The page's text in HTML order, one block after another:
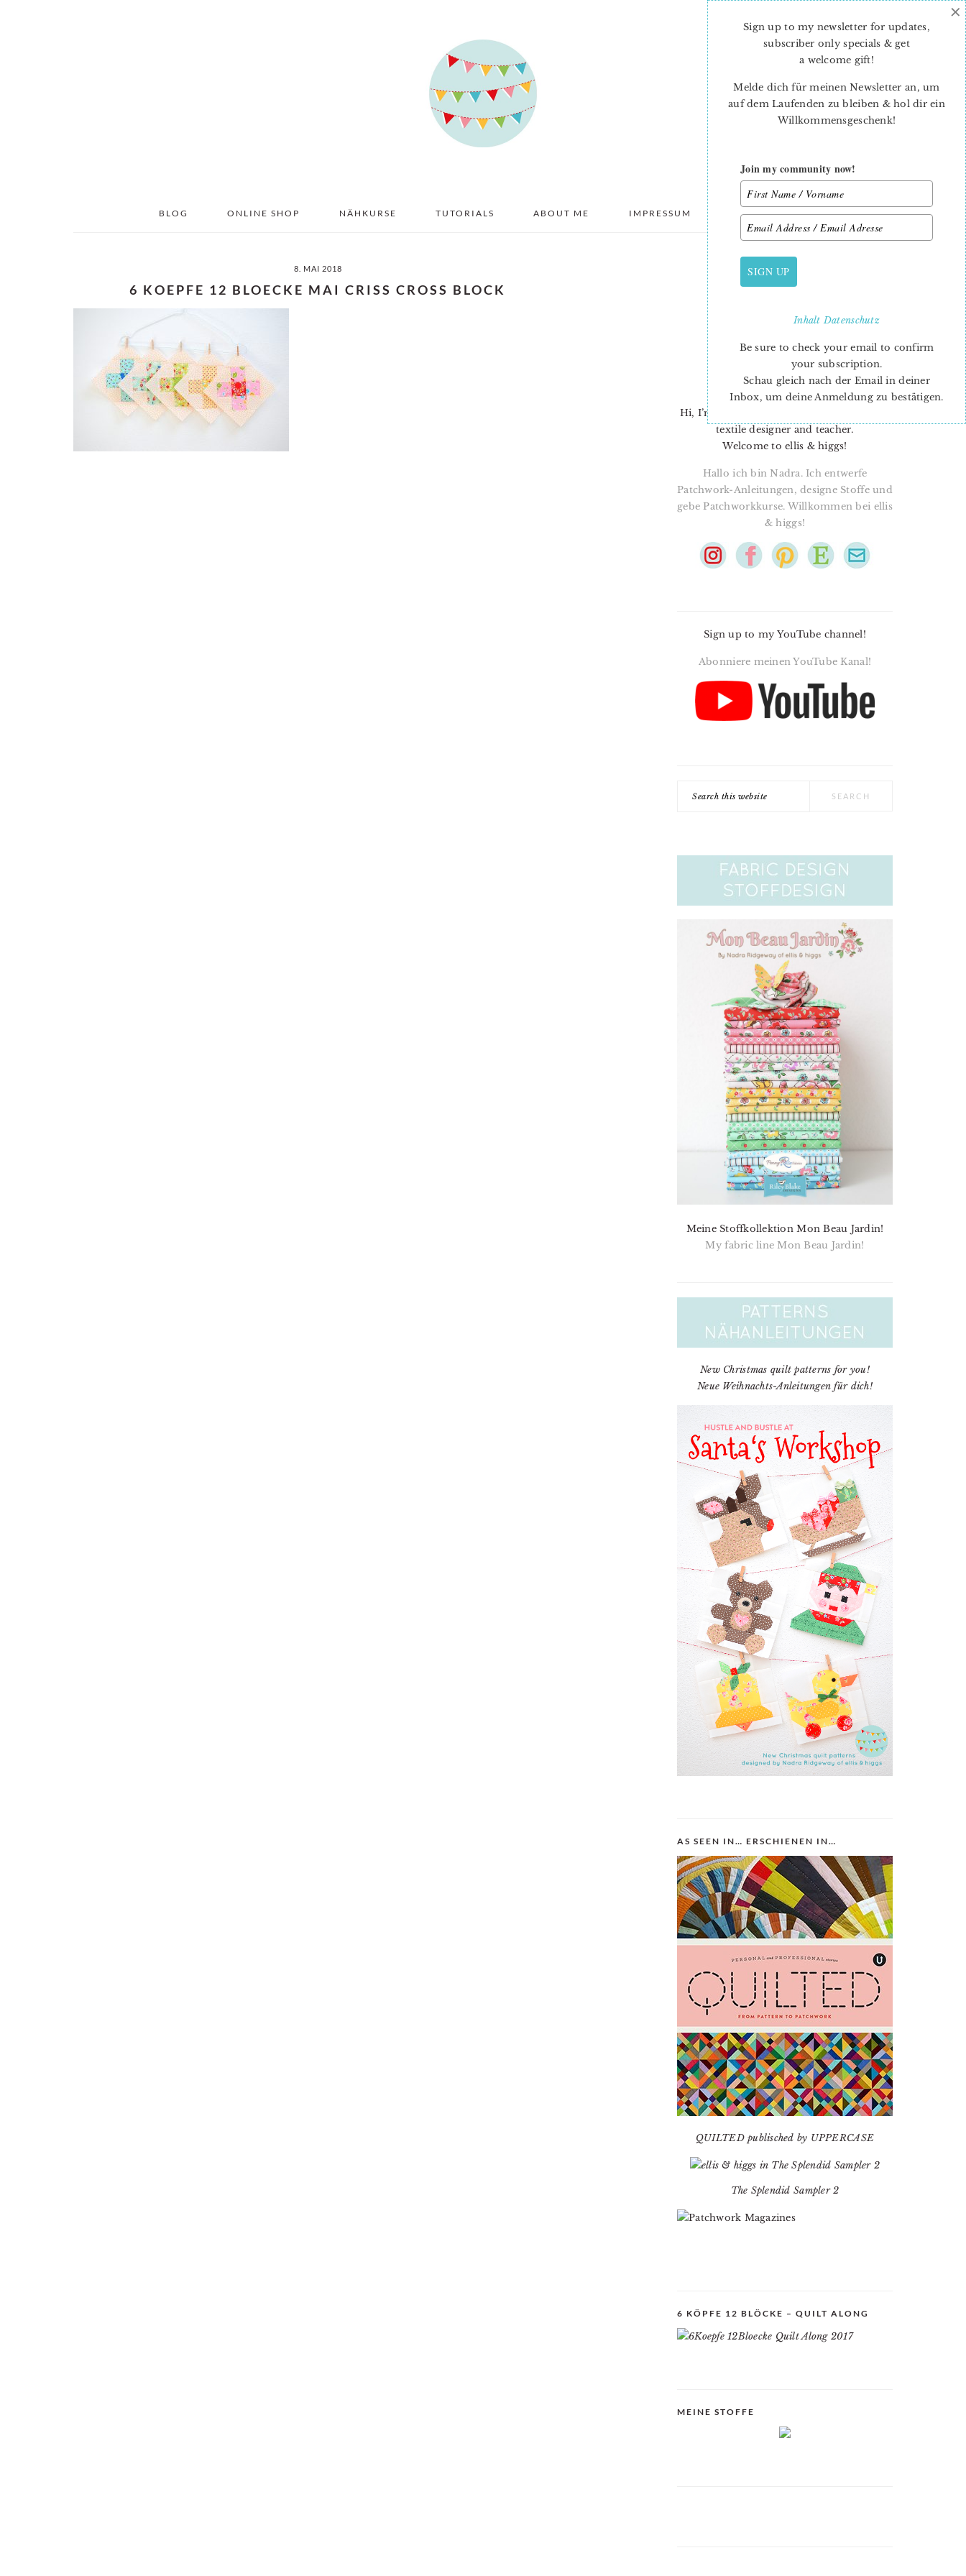
BLOG ONLINE SHOP NÄHKURSE TUTORIALS ABOUT ME IMPRESSUM DATENSCHUTZ
8. MAI 2018
6 KOEPFE 12 BLOECKE MAI CRISS CROSS BLOCK
PRIMARY
SIDEBAR
Hi, I’m Nadra. I’m a quilt pattern designer,
textile designer and teacher.
Welcome to ellis & higgs!
Hallo ich bin Nadra. Ich entwerfe
Patchwork-Anleitungen, designe Stoffe und
gebe Patchworkkurse. Willkommen bei ellis
& higgs!
Sign up to my YouTube channel!
Abonniere meinen YouTube Kanal!
Meine Stoffkollektion Mon Beau Jardin!
My fabric line Mon Beau Jardin!
New Christmas quilt patterns for you!
Neue Weihnachts-Anleitungen für dich!
AS SEEN IN… ERSCHIENEN IN…
QUILTED publisched by UPPERCASE
The Splendid Sampler 2
6 KÖPFE 12 BLÖCKE – QUILT ALONG
MEINE STOFFE
Sign up to my newsletter for updates,
subscriber only specials & get
a welcome gift!
Melde dich für meinen Newsletter an, um
auf dem Laufenden zu bleiben & hol dir ein
Willkommensgeschenk!
Join my community now!
SIGN UP
InhaltDatenschutz
Be sure to check your email to confirm
your subscription.
Schau gleich nach der Email in deiner
Inbox, um deine Anmeldung zu bestätigen.
×